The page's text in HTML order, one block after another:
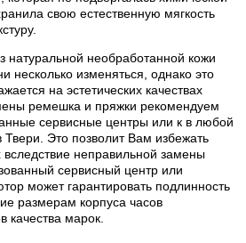
свою естественную мягкость
натуральной необработанной кожи
несколько изменяться, однако это
на эстетических качествах
ремешка и пряжки рекомендуем
сервисные центры или к в любой
Твери. Это позволит Вам избежать
неправильной замены
сервисный центр или
может гарантировать подлинность
размерам корпуса часов
качества марок.